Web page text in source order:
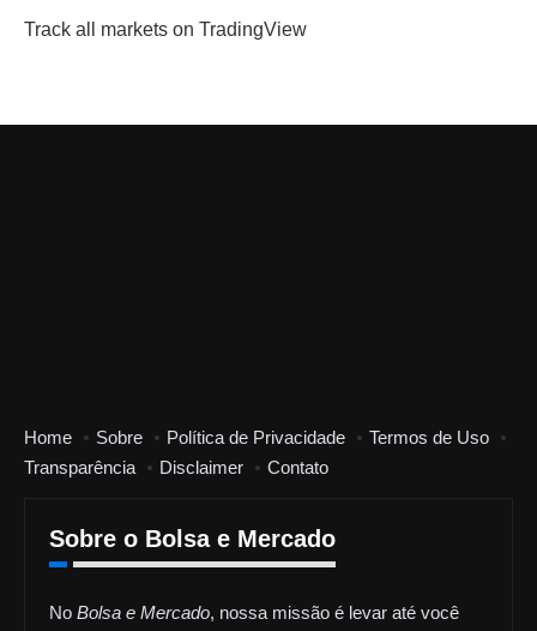
Track all markets on TradingView
Home Sobre Política de Privacidade
Termos de Uso
Transparência
Disclaimer Contato
Sobre o Bolsa e Mercado
No Bolsa e Mercado, nossa missão é levar até você